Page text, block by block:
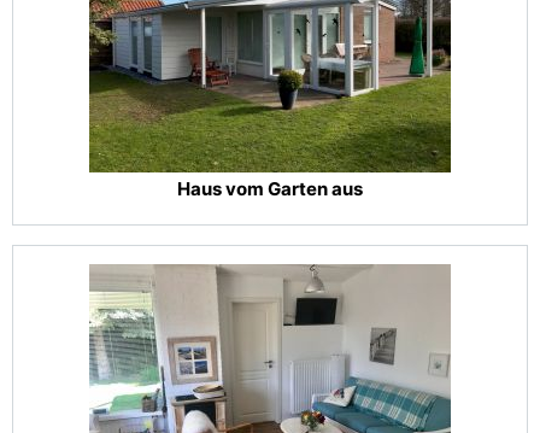
Haus vom Garten aus